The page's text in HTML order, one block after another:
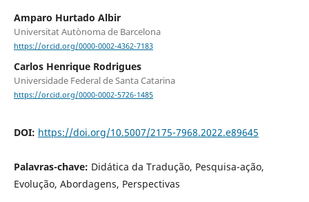
Amparo Hurtado Albir
Universitat Autònoma de Barcelona
https://orcid.org/0000-0002-4362-7183
Carlos Henrique Rodrigues
Universidade Federal de Santa Catarina
https://orcid.org/0000-0002-5726-1485
DOI: https://doi.org/10.5007/2175-7968.2022.e89645
Palavras-chave: Didática da Tradução, Pesquisa-ação,
Evolução, Abordagens, Perspectivas